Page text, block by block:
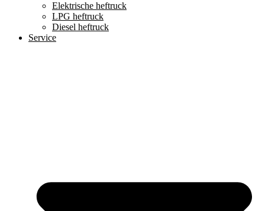
Elektrische heftruck
LPG heftruck
Diesel heftruck
Service